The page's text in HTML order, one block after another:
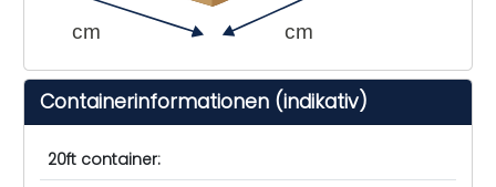
cm cm
Containerinformationen (indikativ)
20ft container: